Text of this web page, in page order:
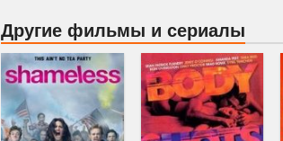
Другие фильмы и сериалы